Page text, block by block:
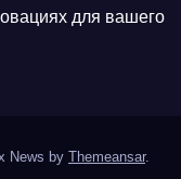
для вашего
News by Themeansar.